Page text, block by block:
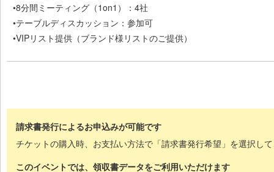
•8分間ミーティング（1on1 ）： 4社
•テーブルディスカッション ：参加可
•VIPリスト提供（ブランド様リストのご提供）
請求書発行によるお申込みが可能です
チケットの購入時、お支払い方法で「請求書発行希望」を選択し
このイベントでは、領収書データをご利用いただけます